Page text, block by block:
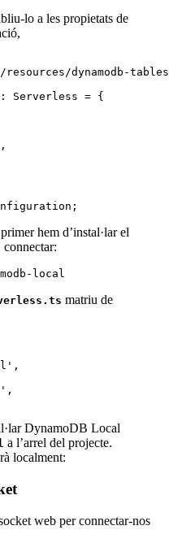
lo a les propietats de
resources/dynamodb-
Serverless = {
hem d’instal·lar el
connectar:
local
matriu de
DynamoDB Local
a l’arrel del projecte.
localment:
web per connectar-nos